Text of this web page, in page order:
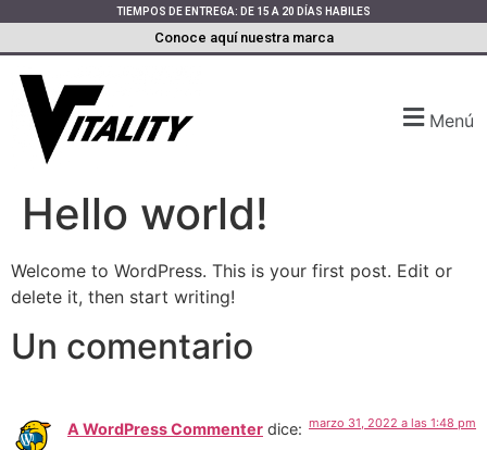
TIEMPOS DE ENTREGA: DE 15 A 20 DÍAS HABILES
Conoce aquí nuestra marca
Menú
Hello world!
Welcome to WordPress. This is your first post. Edit or
delete it, then start writing!
Un comentario
A WordPress Commenter dice: marzo 31, 2022 a las 1:48 pm